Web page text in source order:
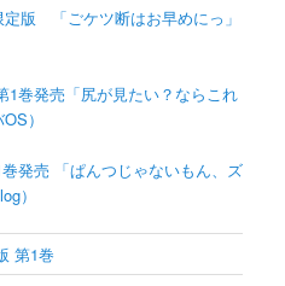
版 「ごケツ断はお早めにっ」
1巻発売「尻が見たい？ならこれ
）
発売 「ぱんつじゃないもん、ズ
）
第1巻